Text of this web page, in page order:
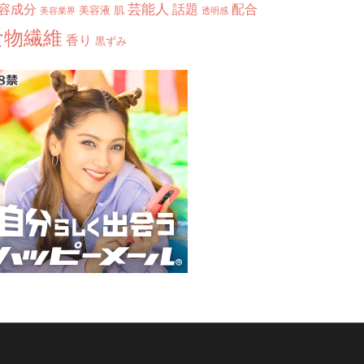
成分 美容業界 美容液 肌 芸能人 話題 透明感 配合
繊維 香り 黒ずみ